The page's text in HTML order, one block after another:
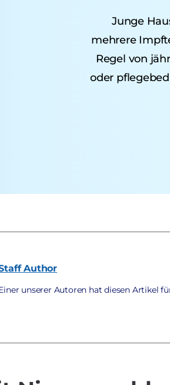
Junge
mehrere
Regel von
oder
Author
unserer Autoren hat diesen Artikel